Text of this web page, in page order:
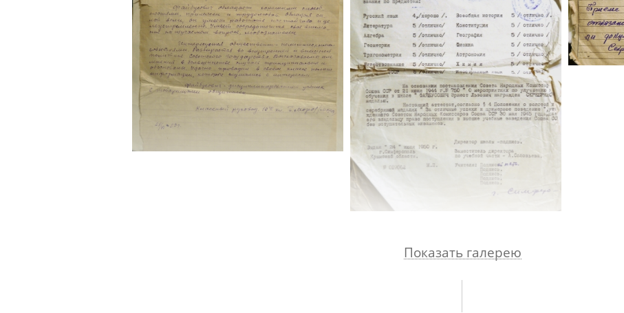
с 1982 года. Обстановка на кафедре в ФИНЭКе. О студентах-иностранцах.
по Ленинграду. О завкафедрой В.М. Разумовском. Защита докторской
работ. О своих учениках. О должности и звании профессора. Членство в
обществе. О своей второй жене, Е.Я. Черниховой. Учебник М.М. Голубчика.
научной и педагогической работы.
Показать галерею